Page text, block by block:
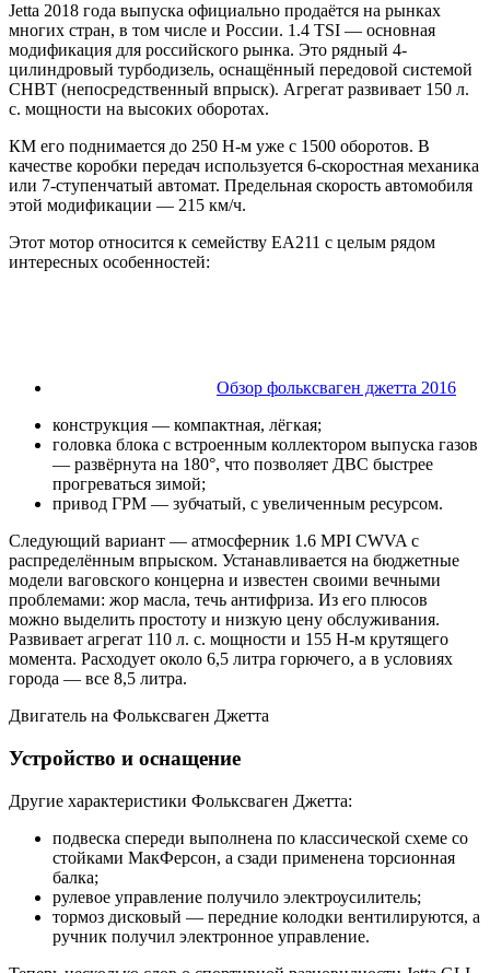
Jetta 2018 года выпуска официально продаётся на рынках
многих стран, в том числе и России. 1.4 TSI — основная
модификация для российского рынка. Это рядный 4-
цилиндровый турбодизель, оснащённый передовой системой
CHBT (непосредственный впрыск). Агрегат развивает 150 л.
с. мощности на высоких оборотах.
КМ его поднимается до 250 Н-м уже с 1500 оборотов. В
качестве коробки передач используется 6-скоростная механика
или 7-ступенчатый автомат. Предельная скорость автомобиля
этой модификации — 215 км/ч.
Этот мотор относится к семейству EA211 с целым рядом
интересных особенностей:
Обзор фольксваген джетта 2016
конструкция — компактная, лёгкая;
головка блока с встроенным коллектором выпуска газов
— развёрнута на 180°, что позволяет ДВС быстрее
прогреваться зимой;
привод ГРМ — зубчатый, с увеличенным ресурсом.
Следующий вариант — атмосферник 1.6 MPI CWVA с
распределённым впрыском. Устанавливается на бюджетные
модели ваговского концерна и известен своими вечными
проблемами: жор масла, течь антифриза. Из его плюсов
можно выделить простоту и низкую цену обслуживания.
Развивает агрегат 110 л. с. мощности и 155 Н-м крутящего
момента. Расходует около 6,5 литра горючего, а в условиях
города — все 8,5 литра.
Двигатель на Фольксваген Джетта
Устройство и оснащение
Другие характеристики Фольксваген Джетта:
подвеска спереди выполнена по классической схеме со
стойками МакФерсон, а сзади применена торсионная
балка;
рулевое управление получило электроусилитель;
тормоз дисковый — передние колодки вентилируются, а
ручник получил электронное управление.